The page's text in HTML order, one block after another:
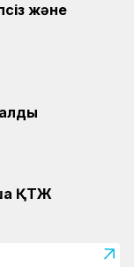
және
ҚТЖ